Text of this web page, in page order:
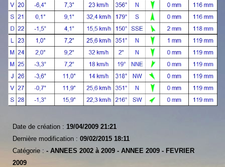
Date de création : 19/04/2009 21:21
Dernière modification : 09/02/2015 18:11
Catégorie : - ANNEES 2002 à 2009 - ANNEE 2009 - FEVRIER
2009